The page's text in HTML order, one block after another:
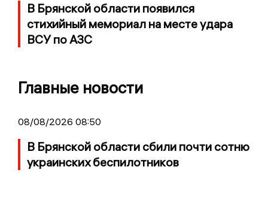
В Брянской области появился
стихийный мемориал на месте удара
ВСУ по АЗС
Главные новости
08/08/2026 08:50
В Брянской области сбили почти сотню
украинских беспилотников